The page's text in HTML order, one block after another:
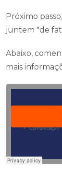
Próximo
juntem "de
Abaixo,
mais